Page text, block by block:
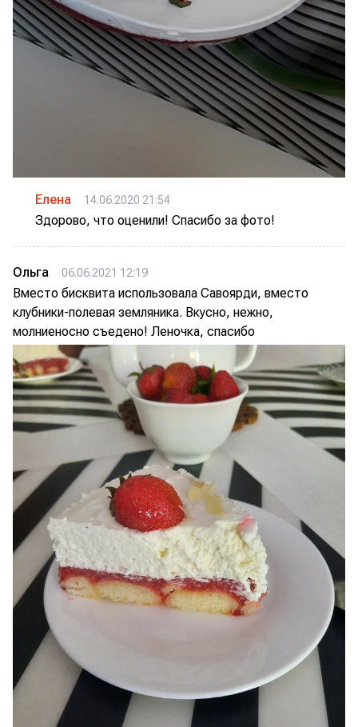
Елена 14.06.2020 21:54
Здорово, что оценили! Спасибо за фото!
Ольга 06.06.2021 12:19
Вместо бисквита использовала Савоярди, вместо
клубники-полевая земляника. Вкусно, нежно,
молниеносно съедено! Леночка, спасибо